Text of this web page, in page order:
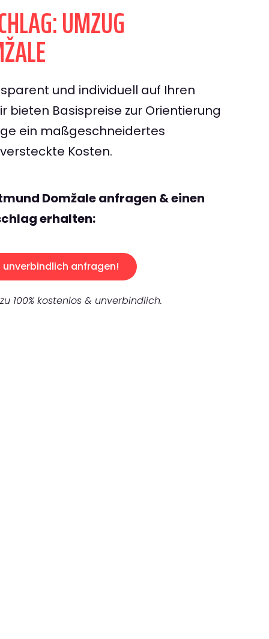
UMZUG
und individuell auf Ihren
bieten Basispreise zur Orientierung
ein maßgeschneidertes
Kosten.
Domžale anfragen & einen
erhalten:
unverbindlich anfragen!
100% kostenlos & unverbindlich.